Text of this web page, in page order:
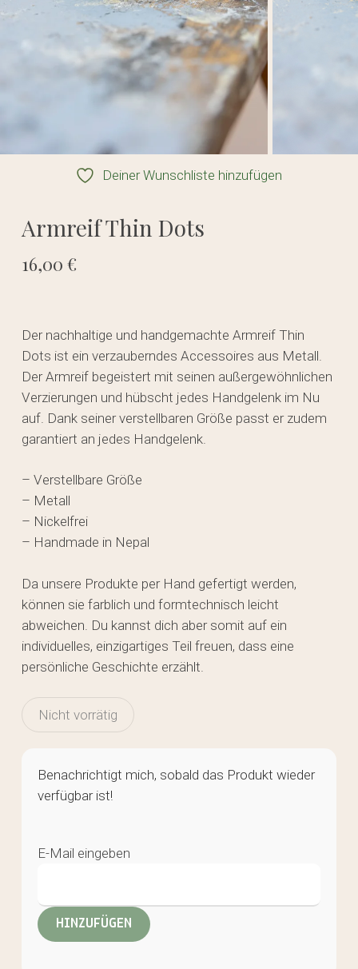
Deiner Wunschliste hinzufügen
Armreif Thin Dots
16,00 €
Der nachhaltige und handgemachte Armreif Thin
Dots ist ein verzauberndes Accessoires aus Metall.
Der Armreif begeistert mit seinen außergewöhnlichen
Verzierungen und hübscht jedes Handgelenk im Nu
auf. Dank seiner verstellbaren Größe passt er zudem
garantiert an jedes Handgelenk.
– Verstellbare Größe
– Metall
– Nickelfrei
– Handmade in Nepal
Da unsere Produkte per Hand gefertigt werden,
können sie farblich und formtechnisch leicht
abweichen. Du kannst dich aber somit auf ein
individuelles, einzigartiges Teil freuen, dass eine
persönliche Geschichte erzählt.
Nicht vorrätig
Benachrichtigt mich, sobald das Produkt wieder
verfügbar ist!
E-Mail eingeben